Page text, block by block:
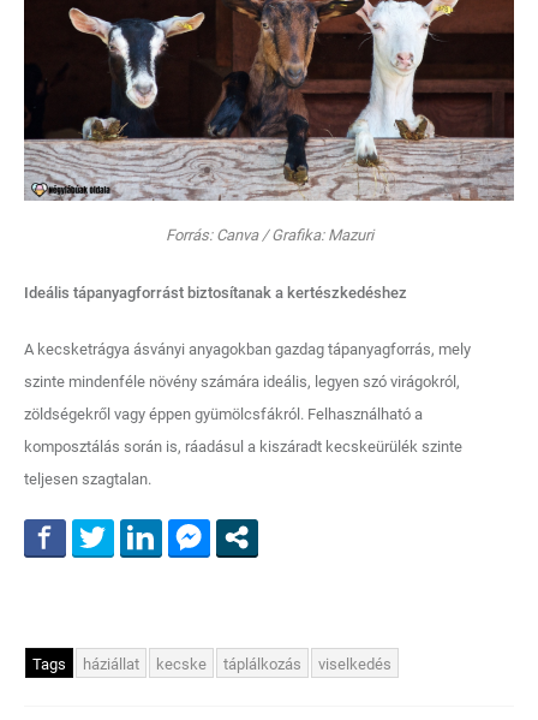
Forrás: Canva / Grafika: Mazuri
Ideális tápanyagforrást biztosítanak a kertészkedéshez
A kecsketrágya ásványi anyagokban gazdag tápanyagforrás, mely
szinte mindenféle növény számára ideális, legyen szó virágokról,
zöldségekről vagy éppen gyümölcsfákról. Felhasználható a
komposztálás során is, ráadásul a kiszáradt kecskeürülék szinte
teljesen szagtalan.
Tags háziállat kecske táplálkozás viselkedés